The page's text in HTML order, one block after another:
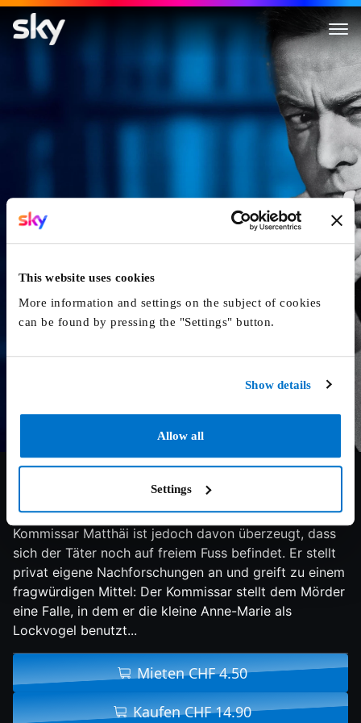
This website uses cookies
More information and settings on the subject of cookies
can be found by pressing the "Settings" button.
Show details
Allow all
Settings
Es geschah am hellichten Tag
Ein Clochard stolpert im Wald über die Leiche eines
Mädchens und wird daraufhin festgenommen.
Kommissar Matthäi ist jedoch davon überzeugt, dass
sich der Täter noch auf freiem Fuss befindet. Er stellt
privat eigene Nachforschungen an und greift zu einem
fragwürdigen Mittel: Der Kommissar stellt dem Mörder
eine Falle, in dem er die kleine Anne-Marie als
Lockvogel benutzt...
Mieten CHF 4.50
Kaufen CHF 14.90